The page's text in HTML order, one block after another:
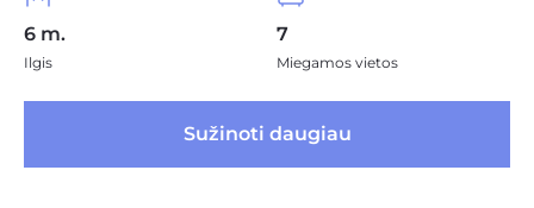
6 m.
Ilgis
7
Miegamos vietos
Sužinoti daugiau